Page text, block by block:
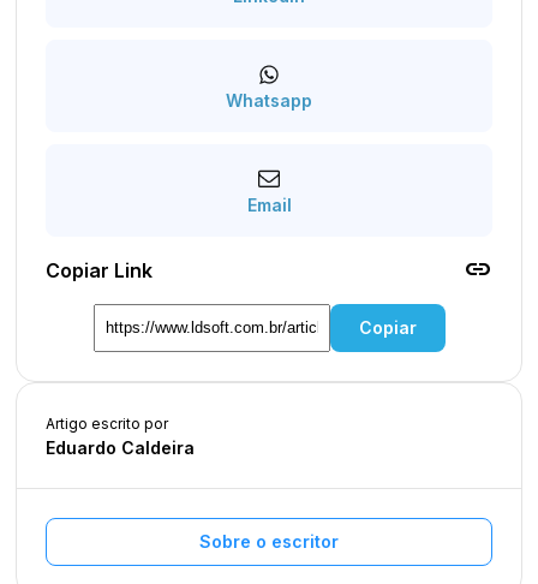
Whatsapp
Email
Copiar Link link
Copiar
Artigo escrito por
Eduardo Caldeira
Sobre o escritor